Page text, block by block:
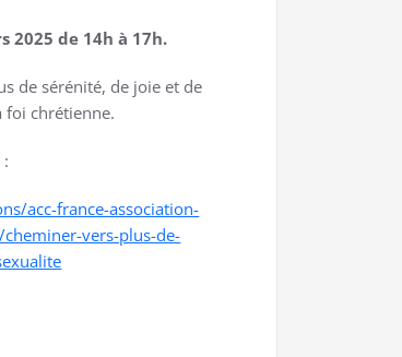
2025 de 14h à 17h.
de sérénité, de joie et de
foi chrétienne.
acc-france-association-
vers-plus-de-